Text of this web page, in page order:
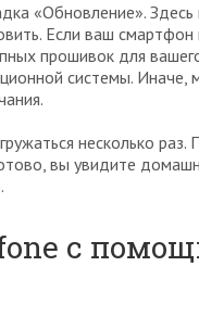
«Обновление».
Если ваш
прошивок для
системы. Иначе,
несколько раз.
вы увидите
с